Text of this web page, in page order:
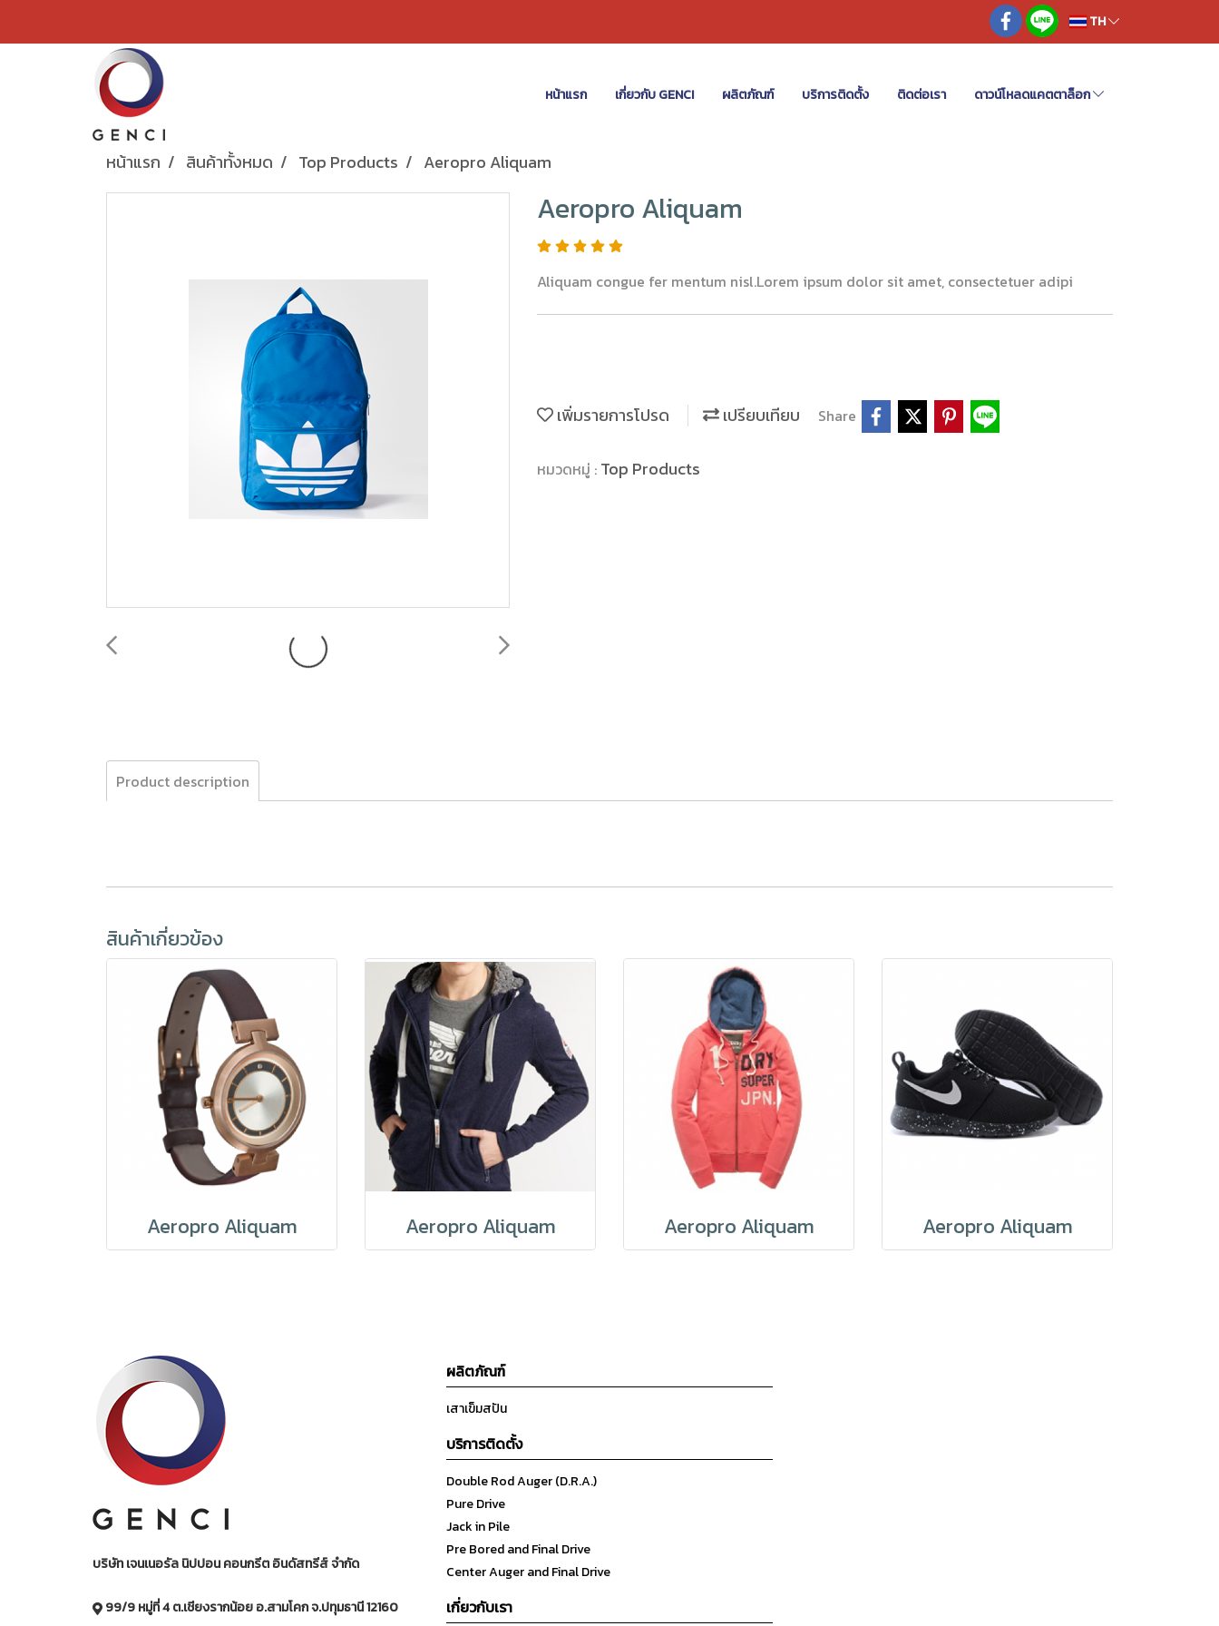
TH
หน้าแรก เกี่ยวกับ GENCI ผลิตภัณฑ์ บริการติดตั้ง ติดต่อเรา ดาวน์โหลดแคตตาล็อก
หน้าแรก สินค้าทั้งหมด Top Products Aeropro Aliquam
Aeropro Aliquam
Aliquam congue fer mentum nisl.Lorem ipsum dolor sit amet, consectetuer adipi
เพิ่มรายการโปรด เปรียบเทียบ Share
หมวดหมู่ : Top Products
Product description
สินค้าเกี่ยวข้อง
Aeropro Aliquam Aeropro Aliquam Aeropro Aliquam Aeropro Aliquam
บริษัท เจนเนอรัล นิปปอน คอนกรีต อินดัสทรีส์ จำกัด
99/9 หมู่ที่ 4 ต.เชียงรากน้อย อ.สามโคก จ.ปทุมธานี 12160
ผลิตภัณฑ์
เสาเข็มสปัน
บริการติดตั้ง
Double Rod Auger (D.R.A.)
Pure Drive
Jack in Pile
Pre Bored and Final Drive
Center Auger and Final Drive
เกี่ยวกับเรา